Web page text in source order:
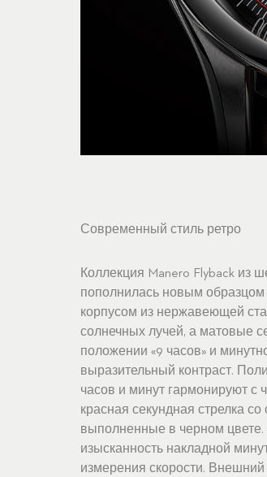
Современный стиль ретро
Коллекция Manero Flyback из
пополнилась новым образцом
корпусом из нержавеющей
солнечных лучей, а матовые
положении «9 часов» и
выразительный контраст.
часов и минут гармонируют с
красная секундная стрелка
выполненные в черном цвете.
изысканность накладной
измерения скорости.